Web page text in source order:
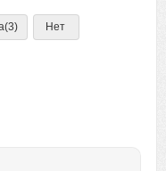
(3) Нет